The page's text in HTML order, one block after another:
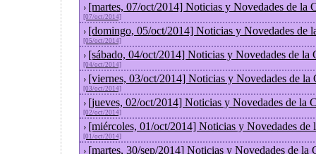
› [martes, 07/oct/2014] Noticias y Novedades de la
[07/oct/2014]
› [domingo, 05/oct/2014] Noticias y Novedades de
[05/oct/2014]
› [sábado, 04/oct/2014] Noticias y Novedades de la
[04/oct/2014]
› [viernes, 03/oct/2014] Noticias y Novedades de la
[03/oct/2014]
› [jueves, 02/oct/2014] Noticias y Novedades de la
[02/oct/2014]
› [miércoles, 01/oct/2014] Noticias y Novedades de
[01/oct/2014]
› [martes, 30/sep/2014] Noticias y Novedades de la